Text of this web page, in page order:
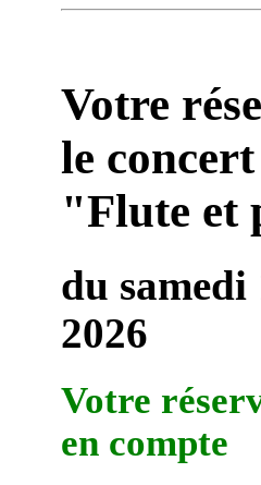
Votre
le
"Flute et
du
2026
Votre
en compte